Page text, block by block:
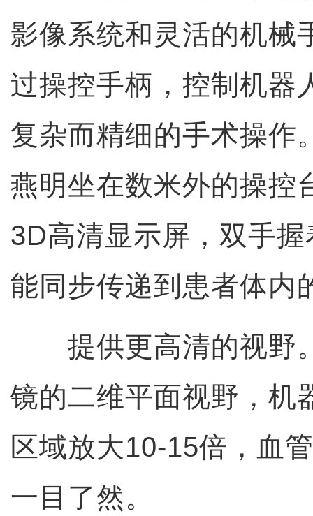
影像系统和灵活的机械
过操控手柄，控制机器
复杂而精细的手术操作
燕明坐在数米外的操控
3D高清显示屏，双手
能同步传递到患者体内
提供更高清的视野
镜的二维平面视野，机
区域放大10-15倍，血
一目了然。